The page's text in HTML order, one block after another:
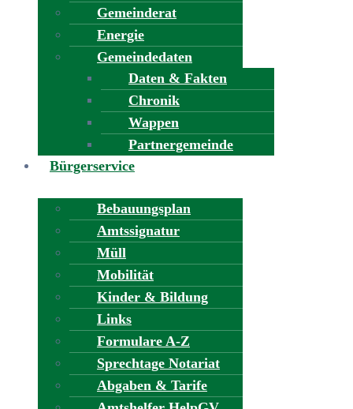
Gemeinderat
Energie
Gemeindedaten
Daten & Fakten
Chronik
Wappen
Partnergemeinde
Bürgerservice
Bebauungsplan
Amtssignatur
Müll
Mobilität
Kinder & Bildung
Links
Formulare A-Z
Sprechtage Notariat
Abgaben & Tarife